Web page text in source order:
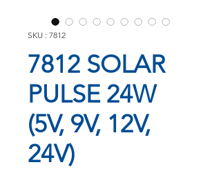
SKU : 7812
7812 SOLAR
PULSE 24W
(5V, 9V, 12V,
24V)